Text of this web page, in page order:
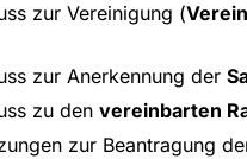
zur Vereinigung (
zur Anerkennung der
zu den vereinbarten
zur Beantragung